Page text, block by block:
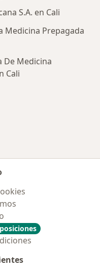
S.A. en Cali
Medicina Prepagada
De Medicina
Cali